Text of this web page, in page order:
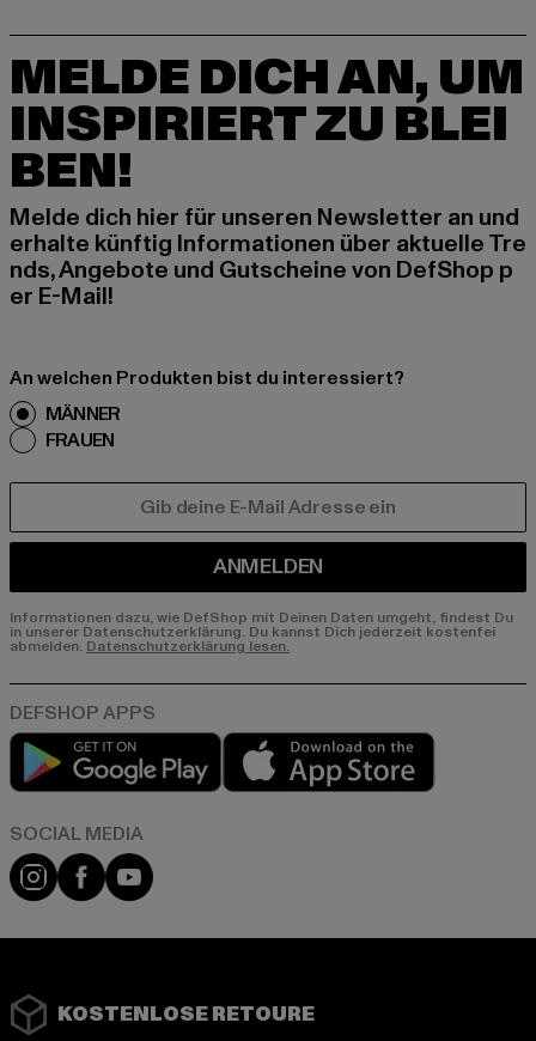
MELDE DICH AN, UM
INSPIRIERT ZU BLEI
BEN!
Melde dich hier für unseren Newsletter an und
erhalte künftig Informationen über aktuelle Tre
nds, Angebote und Gutscheine von DefShop p
er E-Mail!
An welchen Produkten bist du interessiert?
MÄNNER
FRAUEN
ANMELDEN
Informationen dazu, wie DefShop mit Deinen Daten umgeht, findest Du
in unserer Datenschutzerklärung. Du kannst Dich jederzeit kostenfei
abmelden. Datenschutzerklärung lesen.
Play market
Instagram
FacebookYouTube
KOSTENLOSE RETOURE